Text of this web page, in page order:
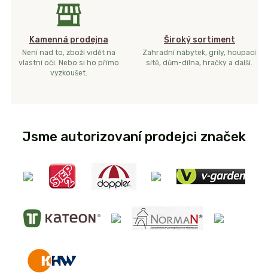
Kamenná prodejna
Není nad to, zboží vidět na
vlastní oči. Nebo si ho přímo
vyzkoušet.
Široký sortiment
Zahradní nábytek, grily, houpací
sítě, dům-dílna, hračky a další.
Jsme autorizovaní prodejci značek